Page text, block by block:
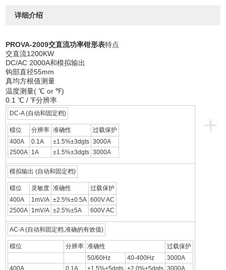
详细介绍
PROVA-2009交直流功率钳形表特点
交直流1200KW
DC/AC 2000A和模拟输出
钩部直径55mm
真均方根值测量
温度测量( ℃ or ℉)
0.1 ℃ / ℉分辨率
+
DC-A (自动和固定档)
檔位 分辨率 准确性
过载保护
400A
0.1A ±1.5%±3dgts 3000A
2500A 1A ±1.5%±3dgts 3000A
模拟输出 (自动和固定档)
檔位 灵敏度 准确性
过载保护
400A
1mV/A ±2.5%±0.5A 600V AC
2500A 1mV/A ±2.5%±5A 600V AC
AC-A (自动和固定档,准确的有效值)
檔位 分辨率 准确性
过载保护
50/60Hz
40-400Hz
3000A
400A
0.1A ±1.5%±5dgts ±2.0%±5dgts 3000A